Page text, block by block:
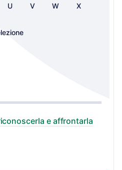
U V W X
e affrontarla